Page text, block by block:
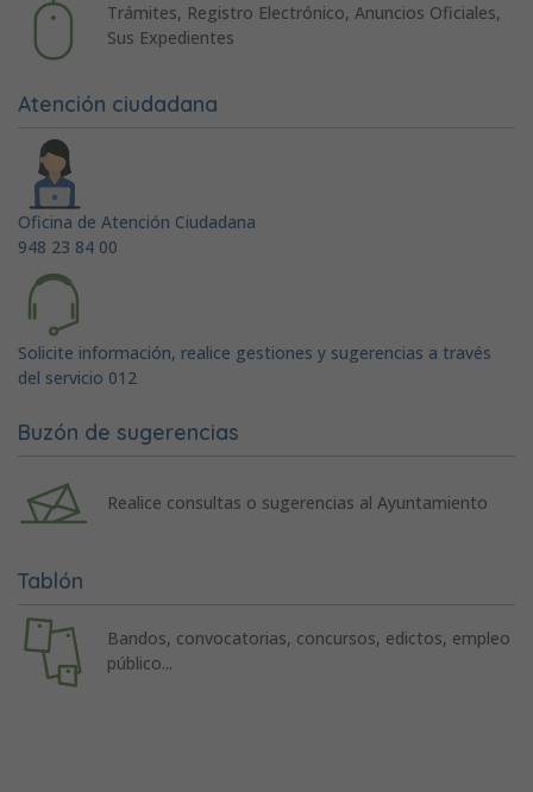
Trámites, Registro Electrónico, Anuncios Oficiales,
Sus Expedientes
Atención ciudadana
Oficina de Atención Ciudadana
948 23 84 00
Solicite información, realice gestiones y sugerencias a través
del servicio 012
Buzón de sugerencias
Realice consultas o sugerencias al Ayuntamiento
Tablón
Bandos, convocatorias, concursos, edictos, empleo
público...